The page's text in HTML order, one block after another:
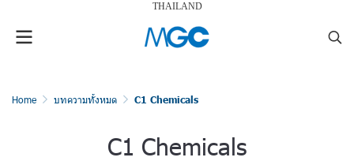
THAILAND
Home บทความทั้งหมด C1 Chemicals
C1 Chemicals